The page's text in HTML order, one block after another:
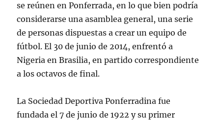
se reúnen en Ponferrada, en lo que bien podría
considerarse una asamblea general, una serie
de personas dispuestas a crear un equipo de
fútbol. El 30 de junio de 2014, enfrentó a
Nigeria en Brasilia, en partido correspondiente
a los octavos de final.
La Sociedad Deportiva Ponferradina fue
fundada el 7 de junio de 1922 y su primer